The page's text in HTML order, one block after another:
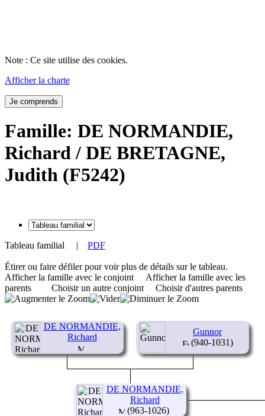
Note : Ce site utilise des cookies.
Afficher la charte
Je comprends
Famille: DE NORMANDIE,
Richard / DE BRETAGNE,
Judith (F5242)
Tableau familial | PDF
Étirer ou faire défiler pour voir plus de détails sur le tableau.
Afficher la famille avec le conjoint
Afficher la famille avec les
parents
Choisir un autre conjoint Choisir d'autres parents
DE NORMANDIE,
Richard
Gunnor
(940-1031)
DE NORMANDIE,
Richard
(963-1026)